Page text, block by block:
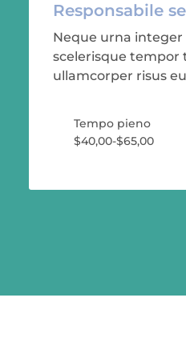
Responsabile
Neque urna
scelerisque
ullamcorper risus
Tempo pieno
$40,00-$65,00